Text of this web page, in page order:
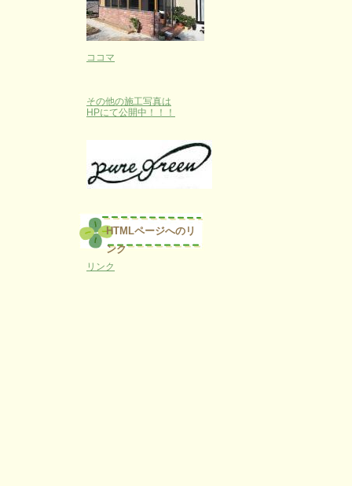
ココマ
その他の施工写真は
HPにて公開中！！！
HTMLページへのリ
ンク
リンク